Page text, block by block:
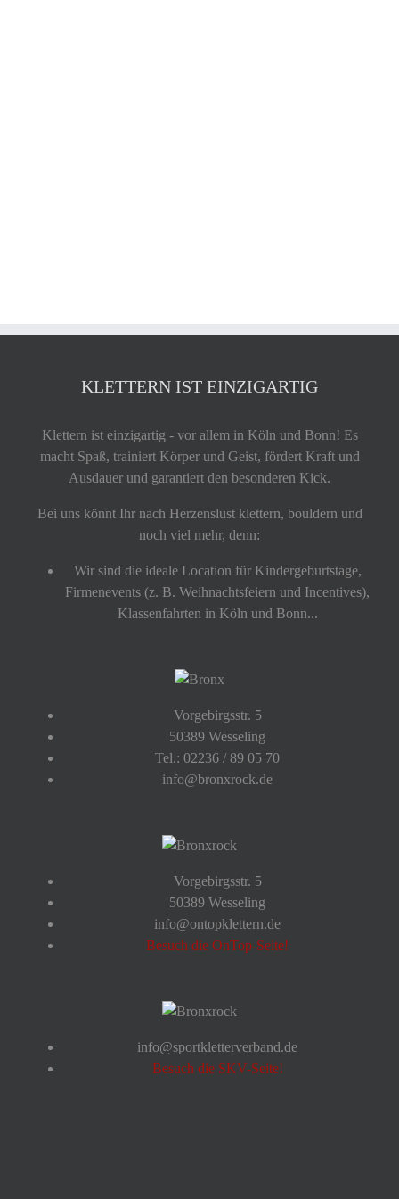
KLETTERN IST EINZIGARTIG
Klettern ist einzigartig - vor allem in Köln und Bonn! Es
macht Spaß, trainiert Körper und Geist, fördert Kraft und
Ausdauer und garantiert den besonderen Kick.
Bei uns könnt Ihr nach Herzenslust klettern, bouldern und
noch viel mehr, denn:
Wir sind die ideale Location für Kindergeburtstage,
Firmenevents (z. B. Weihnachtsfeiern und Incentives),
Klassenfahrten in Köln und Bonn...
Vorgebirgsstr. 5
50389 Wesseling
Tel.: 02236 / 89 05 70
info@bronxrock.de
Vorgebirgsstr. 5
50389 Wesseling
info@ontopklettern.de
Besuch die OnTop-Seite!
info@sportkletterverband.de
Besuch die SKV-Seite!